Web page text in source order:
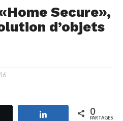
Secure»,
d’objets
Partagez 0
PARTAGES